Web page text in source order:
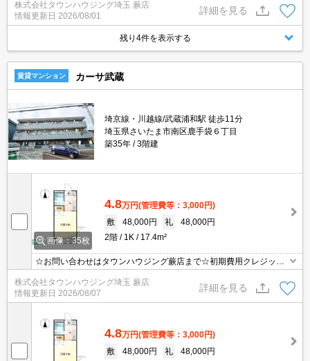
株式会社タウンハウジング埼玉 蕨店
情報更新日 2026/08/01
詳細を見る
残り4件を表示する
賃貸マンション カーサ武蔵
埼京線・川越線/武蔵浦和駅 徒歩11分
埼玉県さいたま市南区鹿手袋６丁目
築35年
3階建
画像：35枚
4.8万円(管理費等：3,000円)
敷
48,000円 礼
48,000円
2階
1K 17.4m²
☆お問い合わせはタウンハウジング蕨店まで☆初期費用クレジット
決済相談☆オンラインでの内見・契約もお気軽にご相談ください！
株式会社タウンハウジング埼玉 蕨店
情報更新日 2026/08/07
詳細を見る
4.8万円(管理費等：3,000円)
敷
48,000円 礼
48,000円